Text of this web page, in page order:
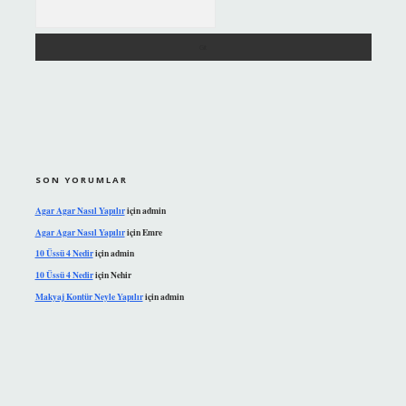
SON YORUMLAR
Agar Agar Nasıl Yapılıriçinadmin
Agar Agar Nasıl YapılıriçinEmre
10 Üssü 4 Nediriçinadmin
10 Üssü 4 NediriçinNehir
Makyaj Kontür Neyle Yapılıriçinadmin